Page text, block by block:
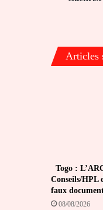
Articles
Togo :
Conseils/HPL
faux
08/08/2026